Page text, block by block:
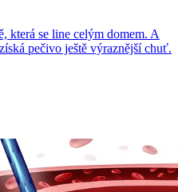
která se line celým domem. A
pečivo ještě výraznější chuť.